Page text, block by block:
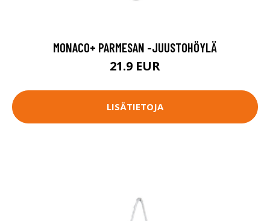
MONACO+ PARMESAN -JUUSTOHÖYLÄ
21.9 EUR
LISÄTIETOJA